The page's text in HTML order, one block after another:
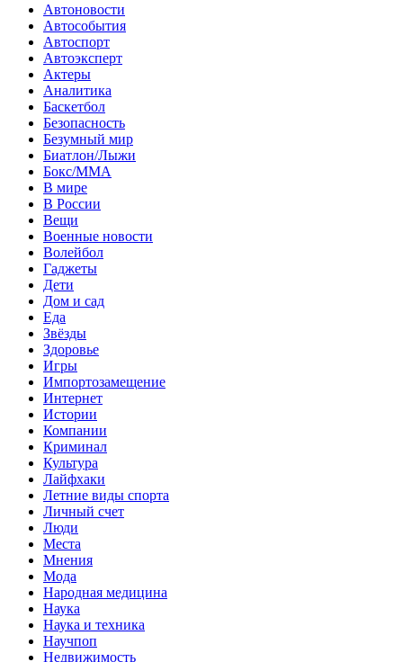
Автоновости
Автособытия
Автоспорт
Автоэксперт
Актеры
Аналитика
Баскетбол
Безопасность
Безумный мир
Биатлон/Лыжи
Бокс/MMA
В мире
В России
Вещи
Военные новости
Волейбол
Гаджеты
Дети
Дом и сад
Еда
Звёзды
Здоровье
Игры
Импортозамещение
Интернет
Истории
Компании
Криминал
Культура
Лайфхаки
Летние виды спорта
Личный счет
Люди
Места
Мнения
Мода
Народная медицина
Наука
Наука и техника
Научпоп
Недвижимость